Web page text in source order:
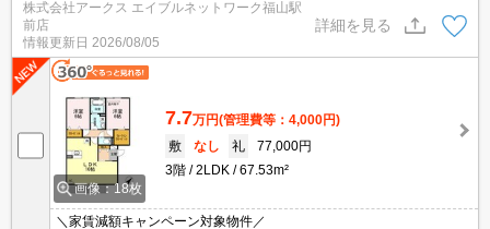
キリまとめて収納できる独立洗面台を採用しています。セキュリテ
ィ面は、オートロック・TVインターホンなど充実しているので、防
犯対策もばっちりです。バルコニー付きのアパートで、用途に合わ
せて使用できます。
株式会社アークス エイブルネットワーク福山駅
前店
情報更新日 2026/08/05
詳細を見る
画像：18枚
7.7万円(管理費等：4,000円)
敷
なし 礼
77,000円
3階
2LDK 67.53m²
＼家賃減額キャンペーン対象物件／